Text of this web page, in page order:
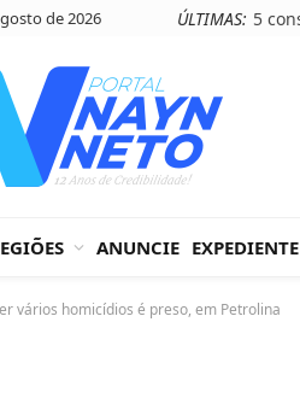
de 2026 ÚLTIMAS:
ANUNCIE EXPEDIENTE
vários homicídios é preso, em Petrolina